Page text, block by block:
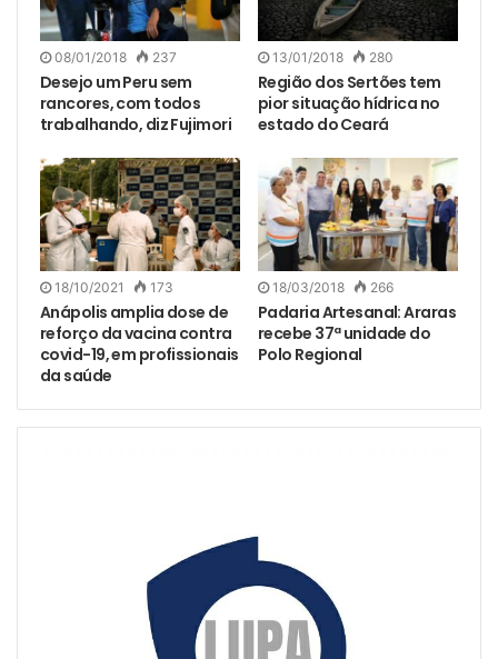
08/01/2018 237
Desejo um Peru sem
rancores, com todos
trabalhando, diz Fujimori
13/01/2018 280
Região dos Sertões tem
pior situação hídrica no
estado do Ceará
18/10/2021 173
Anápolis amplia dose de
reforço da vacina contra
covid-19, em profissionais
da saúde
18/03/2018 266
Padaria Artesanal: Araras
recebe 37ª unidade do
Polo Regional